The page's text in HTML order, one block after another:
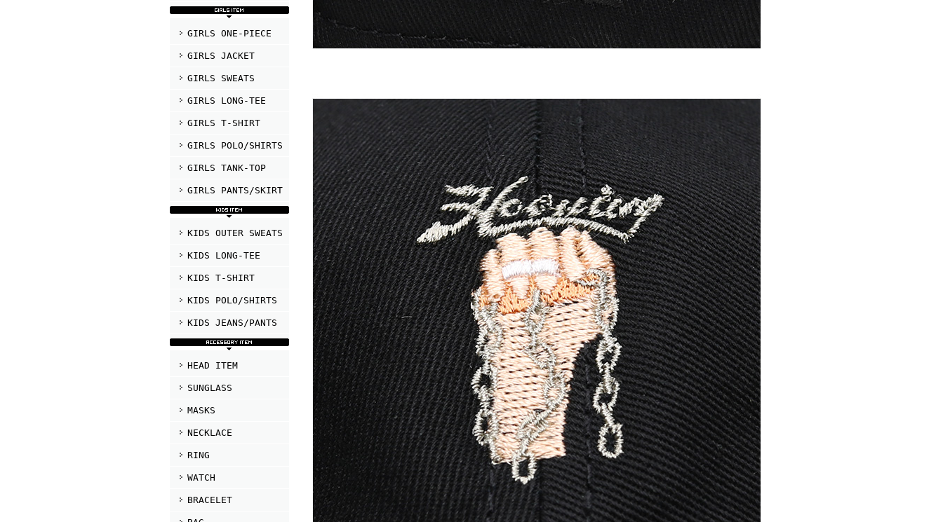
GIRLS ONE-PIECE
GIRLS JACKET
GIRLS SWEATS
GIRLS LONG-TEE
GIRLS T-SHIRT
GIRLS POLO/SHIRTS
GIRLS TANK-TOP
GIRLS PANTS/SKIRT
KIDS OUTER SWEATS
KIDS LONG-TEE
KIDS T-SHIRT
KIDS POLO/SHIRTS
KIDS JEANS/PANTS
HEAD ITEM
SUNGLASS
MASKS
NECKLACE
RING
WATCH
BRACELET